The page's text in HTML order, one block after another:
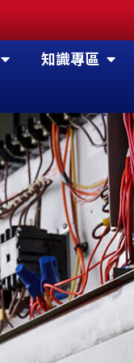
OPEN 產品與服務
知識專區